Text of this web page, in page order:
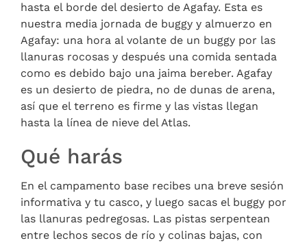
hasta el borde del desierto de Agafay. Esta es
nuestra media jornada de buggy y almuerzo en
Agafay: una hora al volante de un buggy por las
llanuras rocosas y después una comida sentada
como es debido bajo una jaima bereber. Agafay
es un desierto de piedra, no de dunas de arena,
así que el terreno es firme y las vistas llegan
hasta la línea de nieve del Atlas.
Qué harás
En el campamento base recibes una breve sesión
informativa y tu casco, y luego sacas el buggy por
las llanuras pedregosas. Las pistas serpentean
entre lechos secos de río y colinas bajas, con